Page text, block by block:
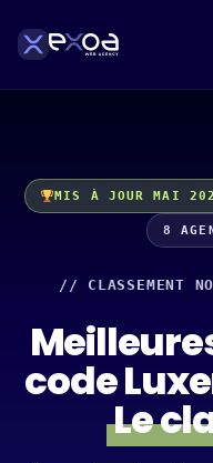
MIS À JOUR MAI
8
// CLASSEMENT
code
Le